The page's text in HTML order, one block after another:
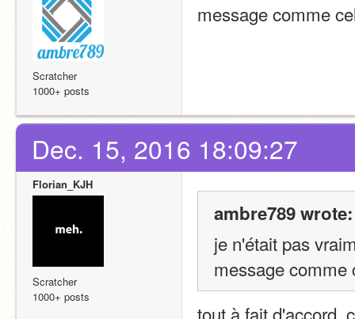
Scratcher
1000+ posts
message comme
Dec. 15, 2016 18:09:27
Florian_KJH
Scratcher
1000+ posts
ambre789 wrote:
je n'était pas
message comme
tout à fait d'accord,